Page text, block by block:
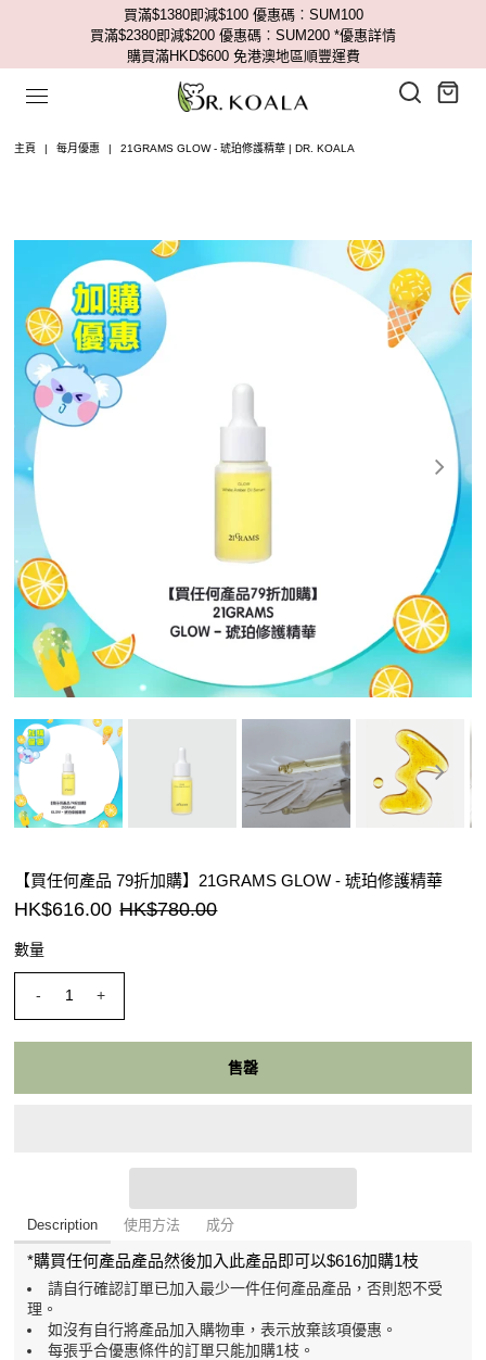
買滿$1380即減$100 優惠碼︰SUM100
買滿$2380即減$200 優惠碼︰SUM200 *優惠詳情
購買滿HKD$600 免港澳地區順豐運費
主頁 | 每月優惠 | 21GRAMS GLOW - 琥珀修護精華 | DR. KOALA
【買任何產品 79折加購】21GRAMS GLOW - 琥珀修護精華
HK$616.00 HK$780.00
數量
- +
Description 使用方法 成分
*購買任何產品產品然後加入此產品即可以$616加購1枝
請自行確認訂單已加入最少一件任何產品產品，否則恕不受
理。
如沒有自行將產品加入購物車，表示放棄該項優惠。
每張乎合優惠條件的訂單只能加購1枝。